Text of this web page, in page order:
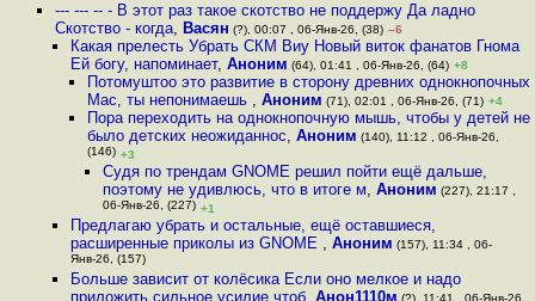
--- --- -- - В этот раз такое скотство не поддержу Да ладно
Скотство - когда, Васян (?), 00:07 , 06-Янв-26, (38) –6
Какая прелесть Убрать СКМ Виу Новый виток фанатов Гнома
Ей богу, напоминает,Аноним (64), 01:41 , 06-Янв-26, (64) +8
Потомуштоо это развитие в сторону древних однокнопочных
Mac, ты непонимаешь , Аноним (71), 02:01 , 06-Янв-26, (71) +4
Пора переходить на однокнопочную мышь, чтобы у детей не
было детских неожиданнос, Аноним (140), 11:12 , 06-Янв-26,
(146) +3
Судя по трендам GNOME решил пойти ещё дальше,
поэтому не удивлюсь, что в итоге м, Аноним (227), 21:17 ,
06-Янв-26, (227) +1
Предлагаю убрать и остальные, ещё оставшиеся,
расширенные приколы из GNOME ,Аноним (157), 11:34 , 06-
Янв-26, (157)
Больше зависит от колёсика Если оно мелкое и надо
приложить сильное усилие чтоб,Анон1110м (?), 11:41 , 06-Янв-26,